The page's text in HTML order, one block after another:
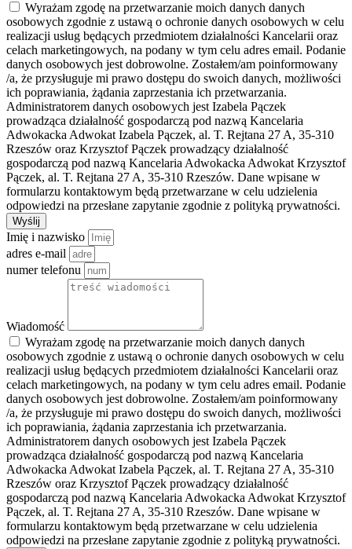
Wyrażam zgodę na przetwarzanie moich danych danych
osobowych zgodnie z ustawą o ochronie danych osobowych w celu
realizacji usług będących przedmiotem działalności Kancelarii oraz
celach marketingowych, na podany w tym celu adres email. Podanie
danych osobowych jest dobrowolne. Zostałem/am poinformowany
/a, że przysługuje mi prawo dostępu do swoich danych, możliwości
ich poprawiania, żądania zaprzestania ich przetwarzania.
Administratorem danych osobowych jest Izabela Pączek
prowadząca działalność gospodarczą pod nazwą Kancelaria
Adwokacka Adwokat Izabela Pączek, al. T. Rejtana 27 A, 35-310
Rzeszów oraz Krzysztof Pączek prowadzący działalność
gospodarczą pod nazwą Kancelaria Adwokacka Adwokat Krzysztof
Pączek, al. T. Rejtana 27 A, 35-310 Rzeszów. Dane wpisane w
formularzu kontaktowym będą przetwarzane w celu udzielenia
odpowiedzi na przesłane zapytanie zgodnie z polityką prywatności.
Wyślij
Imię i nazwisko
adres e-mail
numer telefonu
Wiadomość
Wyrażam zgodę na przetwarzanie moich danych danych
osobowych zgodnie z ustawą o ochronie danych osobowych w celu
realizacji usług będących przedmiotem działalności Kancelarii oraz
celach marketingowych, na podany w tym celu adres email. Podanie
danych osobowych jest dobrowolne. Zostałem/am poinformowany
/a, że przysługuje mi prawo dostępu do swoich danych, możliwości
ich poprawiania, żądania zaprzestania ich przetwarzania.
Administratorem danych osobowych jest Izabela Pączek
prowadząca działalność gospodarczą pod nazwą Kancelaria
Adwokacka Adwokat Izabela Pączek, al. T. Rejtana 27 A, 35-310
Rzeszów oraz Krzysztof Pączek prowadzący działalność
gospodarczą pod nazwą Kancelaria Adwokacka Adwokat Krzysztof
Pączek, al. T. Rejtana 27 A, 35-310 Rzeszów. Dane wpisane w
formularzu kontaktowym będą przetwarzane w celu udzielenia
odpowiedzi na przesłane zapytanie zgodnie z polityką prywatności.